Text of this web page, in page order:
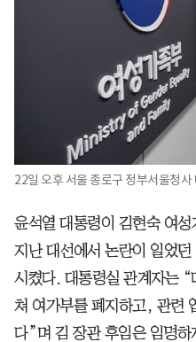
22일 오후 서울 종로구 정부서울청
윤석열 대통령이 김현숙 여
지난 대선에서 논란이 일었
시켰다. 대통령실 관계자는
쳐 여가부를 폐지하고, 관련
다”며 김 장관 후임은 임명